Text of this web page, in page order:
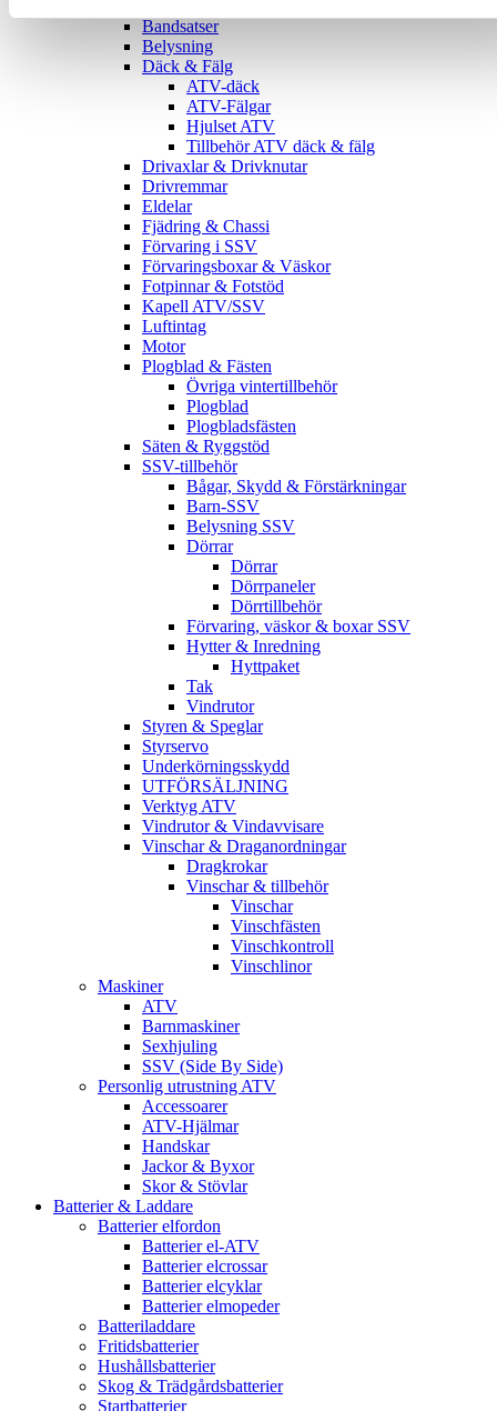
Bandsatser
Belysning
Däck & Fälg
ATV-däck
ATV-Fälgar
Hjulset ATV
Tillbehör ATV däck & fälg
Drivaxlar & Drivknutar
Drivremmar
Eldelar
Fjädring & Chassi
Förvaring i SSV
Förvaringsboxar & Väskor
Fotpinnar & Fotstöd
Kapell ATV/SSV
Luftintag
Motor
Plogblad & Fästen
Övriga vintertillbehör
Plogblad
Plogbladsfästen
Säten & Ryggstöd
SSV-tillbehör
Bågar, Skydd & Förstärkningar
Barn-SSV
Belysning SSV
Dörrar
Dörrar
Dörrpaneler
Dörrtillbehör
Förvaring, väskor & boxar SSV
Hytter & Inredning
Hyttpaket
Tak
Vindrutor
Styren & Speglar
Styrservo
Underkörningsskydd
UTFÖRSÄLJNING
Verktyg ATV
Vindrutor & Vindavvisare
Vinschar & Draganordningar
Dragkrokar
Vinschar & tillbehör
Vinschar
Vinschfästen
Vinschkontroll
Vinschlinor
Maskiner
ATV
Barnmaskiner
Sexhjuling
SSV (Side By Side)
Personlig utrustning ATV
Accessoarer
ATV-Hjälmar
Handskar
Jackor & Byxor
Skor & Stövlar
Batterier & Laddare
Batterier elfordon
Batterier el-ATV
Batterier elcrossar
Batterier elcyklar
Batterier elmopeder
Batteriladdare
Fritidsbatterier
Hushållsbatterier
Skog & Trädgårdsbatterier
Startbatterier